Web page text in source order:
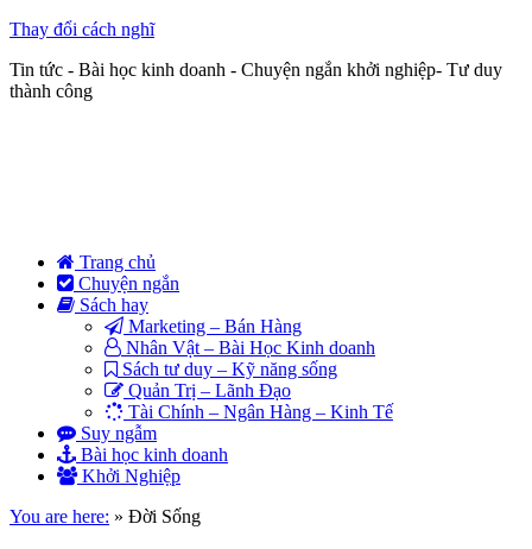
Thay đổi cách nghĩ
Tin tức - Bài học kinh doanh - Chuyện ngắn khởi nghiệp- Tư duy
thành công
Trang chủ
Chuyện ngắn
Sách hay
Marketing – Bán Hàng
Nhân Vật – Bài Học Kinh doanh
Sách tư duy – Kỹ năng sống
Quản Trị – Lãnh Đạo
Tài Chính – Ngân Hàng – Kinh Tế
Suy ngẫm
Bài học kinh doanh
Khởi Nghiệp
You are here: » Đời Sống